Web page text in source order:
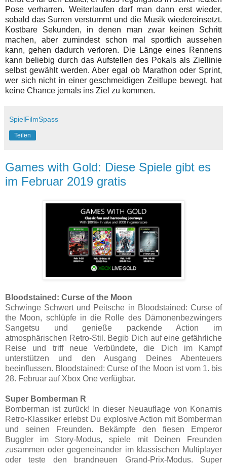
Pose verharren. Weiterlaufen darf man dann erst wieder,
sobald das Surren verstummt und die Musik wiedereinsetzt.
Kostbare Sekunden, in denen man zwar keinen Schritt
machen, aber zumindest schon mal sportlich aussehen
kann, gehen dadurch verloren. Die Länge eines Rennens
kann beliebig durch das Aufstellen des Pokals als Ziellinie
selbst gewählt werden. Aber egal ob Marathon oder Sprint,
wer sich nicht in einer geschmeidigen Zeitlupe bewegt, hat
keine Chance jemals ins Ziel zu kommen.
SpielFilmSpass
Teilen
Games with Gold: Diese Spiele gibt es
im Februar 2019 gratis
Bloodstained: Curse of the Moon
Schwinge Schwert und Peitsche in Bloodstained: Curse of
the Moon, schlüpfe in die Rolle des Dämonenbezwingers
Sangetsu und genieße packende Action im
atmosphärischen Retro-Stil. Begib Dich auf eine gefährliche
Reise und triff neue Verbündete, die Dich im Kampf
unterstützen und den Ausgang Deines Abenteuers
beeinflussen. Bloodstained: Curse of the Moon ist vom 1. bis
28. Februar auf Xbox One verfügbar.
Super Bomberman R
Bomberman ist zurück! In dieser Neuauflage von Konamis
Retro-Klassiker erlebst Du explosive Action mit Bomberman
und seinen Freunden. Bekämpfe den fiesen Emperor
Buggler im Story-Modus, spiele mit Deinen Freunden
zusammen oder gegeneinander im klassischen Multiplayer
oder teste den brandneuen Grand-Prix-Modus. Super